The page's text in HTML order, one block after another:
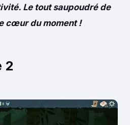
Le tout saupoudré de
cœur du moment !
2